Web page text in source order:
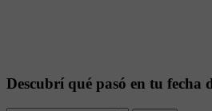
Descubrí qué pasó en tu fecha